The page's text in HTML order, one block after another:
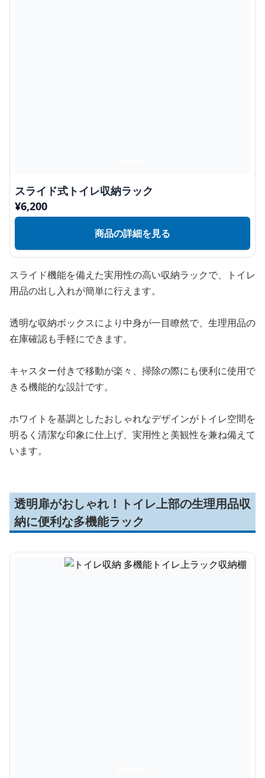
スライド式トイレ収納ラック
¥6,200
商品の詳細を見る
スライド機能を備えた実用性の高い収納ラックで、トイレ
用品の出し入れが簡単に行えます。
透明な収納ボックスにより中身が一目瞭然で、生理用品の
在庫確認も手軽にできます。
キャスター付きで移動が楽々、掃除の際にも便利に使用で
きる機能的な設計です。
ホワイトを基調としたおしゃれなデザインがトイレ空間を
明るく清潔な印象に仕上げ、実用性と美観性を兼ね備えて
います。
透明扉がおしゃれ！トイレ上部の生理用品収
納に便利な多機能ラック